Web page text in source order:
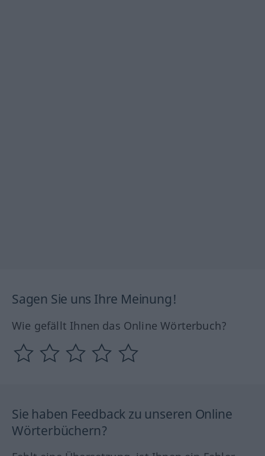
Sagen Sie uns Ihre Meinung!
Wie gefällt Ihnen das Online Wörterbuch?
Sie haben Feedback zu unseren Online
Wörterbüchern?